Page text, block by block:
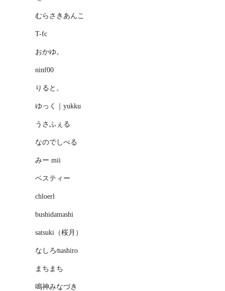
むらさきあんこ
T-fc
おかゆ。
ninf00
りると。
ゆっく｜yukku
うさふぇる
なのでしべる
みー mii
ベスティー
chloerl
bushidamashi
satsuki（桜月）
なしろ⁄nashiro
まちまち
鳴神みなづき